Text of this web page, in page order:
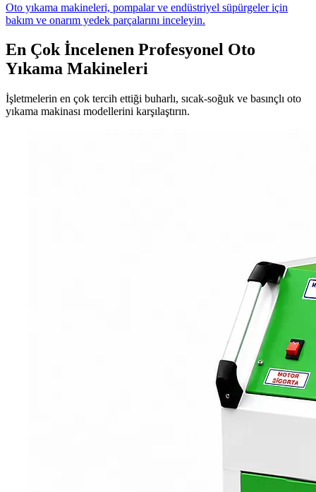
Oto yıkama makineleri, pompalar ve endüstriyel süpürgeler için
bakım ve onarım yedek parçalarını inceleyin.
En Çok İncelenen Profesyonel Oto
Yıkama Makineleri
İşletmelerin en çok tercih ettiği buharlı, sıcak-soğuk ve basınçlı oto
yıkama makinası modellerini karşılaştırın.